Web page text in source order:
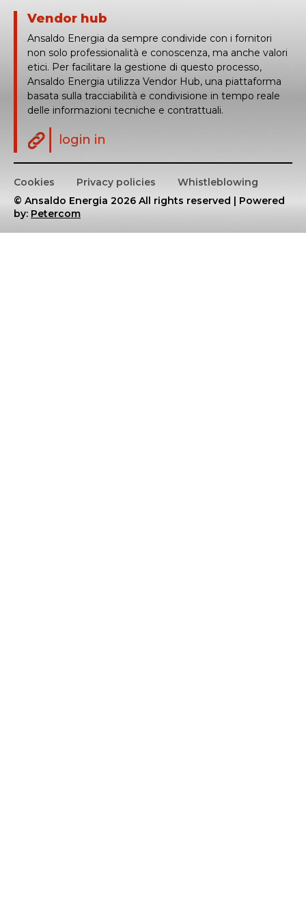
Vendor hub
Ansaldo Energia da sempre condivide con i fornitori
non solo professionalità e conoscenza, ma anche valori
etici. Per facilitare la gestione di questo processo,
Ansaldo Energia utilizza Vendor Hub, una piattaforma
basata sulla tracciabilità e condivisione in tempo reale
delle informazioni tecniche e contrattuali.
login in
Cookies Privacy policies
Whistleblowing
© Ansaldo Energia 2026 All rights reserved | Powered
by: Petercom